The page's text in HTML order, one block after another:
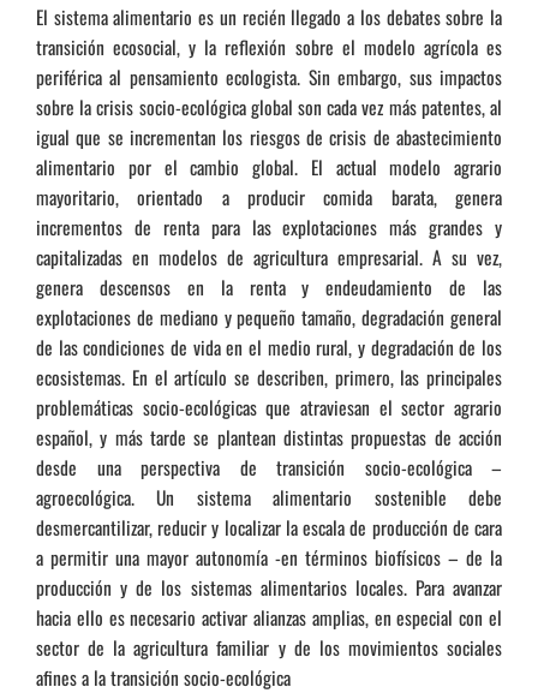
El sistema alimentario es un recién llegado a los debates sobre la
transición ecosocial, y la reflexión sobre el modelo agrícola es
periférica al pensamiento ecologista. Sin embargo, sus impactos
sobre la crisis socio-ecológica global son cada vez más patentes, al
igual que se incrementan los riesgos de crisis de abastecimiento
alimentario por el cambio global. El actual modelo agrario
mayoritario, orientado a producir comida barata, genera
incrementos de renta para las explotaciones más grandes y
capitalizadas en modelos de agricultura empresarial. A su vez,
genera descensos en la renta y endeudamiento de las
explotaciones de mediano y pequeño tamaño, degradación general
de las condiciones de vida en el medio rural, y degradación de los
ecosistemas. En el artículo se describen, primero, las principales
problemáticas socio-ecológicas que atraviesan el sector agrario
español, y más tarde se plantean distintas propuestas de acción
desde una perspectiva de transición socio-ecológica –
agroecológica. Un sistema alimentario sostenible debe
desmercantilizar, reducir y localizar la escala de producción de cara
a permitir una mayor autonomía -en términos biofísicos – de la
producción y de los sistemas alimentarios locales. Para avanzar
hacia ello es necesario activar alianzas amplias, en especial con el
sector de la agricultura familiar y de los movimientos sociales
afines a la transición socio-ecológica